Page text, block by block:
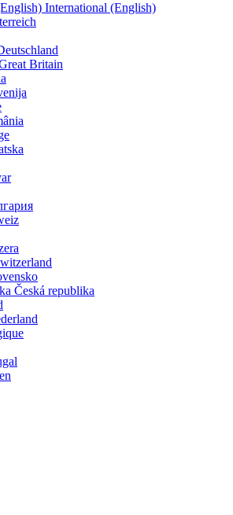
International (English)
Britain
Česká republika